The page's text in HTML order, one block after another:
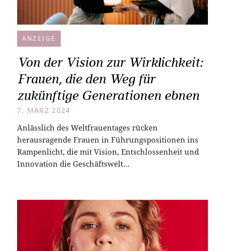
ANZEIGE
Von der Vision zur Wirklichkeit:
Frauen, die den Weg für
zukünftige Generationen ebnen
7. MÄRZ 2024
Anlässlich des Weltfrauentages rücken
herausragende Frauen in Führungspositionen ins
Rampenlicht, die mit Vision, Entschlossenheit und
Innovation die Geschäftswelt…